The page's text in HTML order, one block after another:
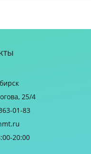
25/4
01-83
20:00